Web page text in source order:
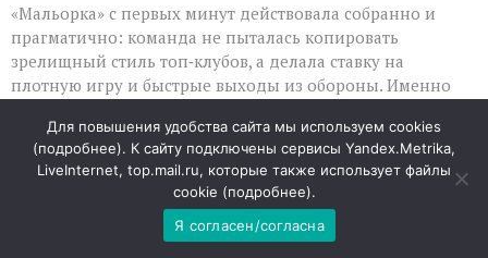
«Мальорка» с первых минут действовала собранно и
прагматично: команда не пыталась копировать
зрелищный стиль топ‑клубов, а делала ставку на
плотную игру и быстрые выходы из обороны. Именно
Вирджили и Антонио Раильо сложились в убедительный
счёт. Для «ПСЖ» же матч стал проверкой на прочность,
которая выявила уязвимые места: парижане выглядели
разобщённо, не смогли навязать свой темп и не создали
по-настоящему опасных моментов у чужих ворот.
Для повышения удобства сайта мы используем cookies
(подробнее). К сайту подключены сервисы Yandex.Metrika,
LiveInternet, top.mail.ru, которые также использует файлы
cookie (подробнее).
Я согласен/согласна